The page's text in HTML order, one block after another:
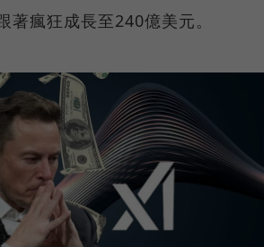
著瘋狂成長至240億美元。